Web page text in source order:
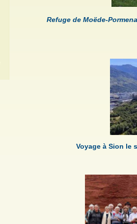
Refuge de Moëde-
Voyage à Sion